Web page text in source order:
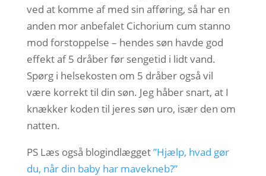
ved at komme af med sin afføring, så har en
anden mor anbefalet Cichorium cum stanno
mod forstoppelse – hendes søn havde god
effekt af 5 dråber før sengetid i lidt vand.
Spørg i helsekosten om 5 dråber også vil
være korrekt til din søn. Jeg håber snart, at I
knækker koden til jeres søn uro, især den om
natten.
PS Læs også blogindlægget”Hjælp, hvad gør
du, når din baby har mavekneb?”